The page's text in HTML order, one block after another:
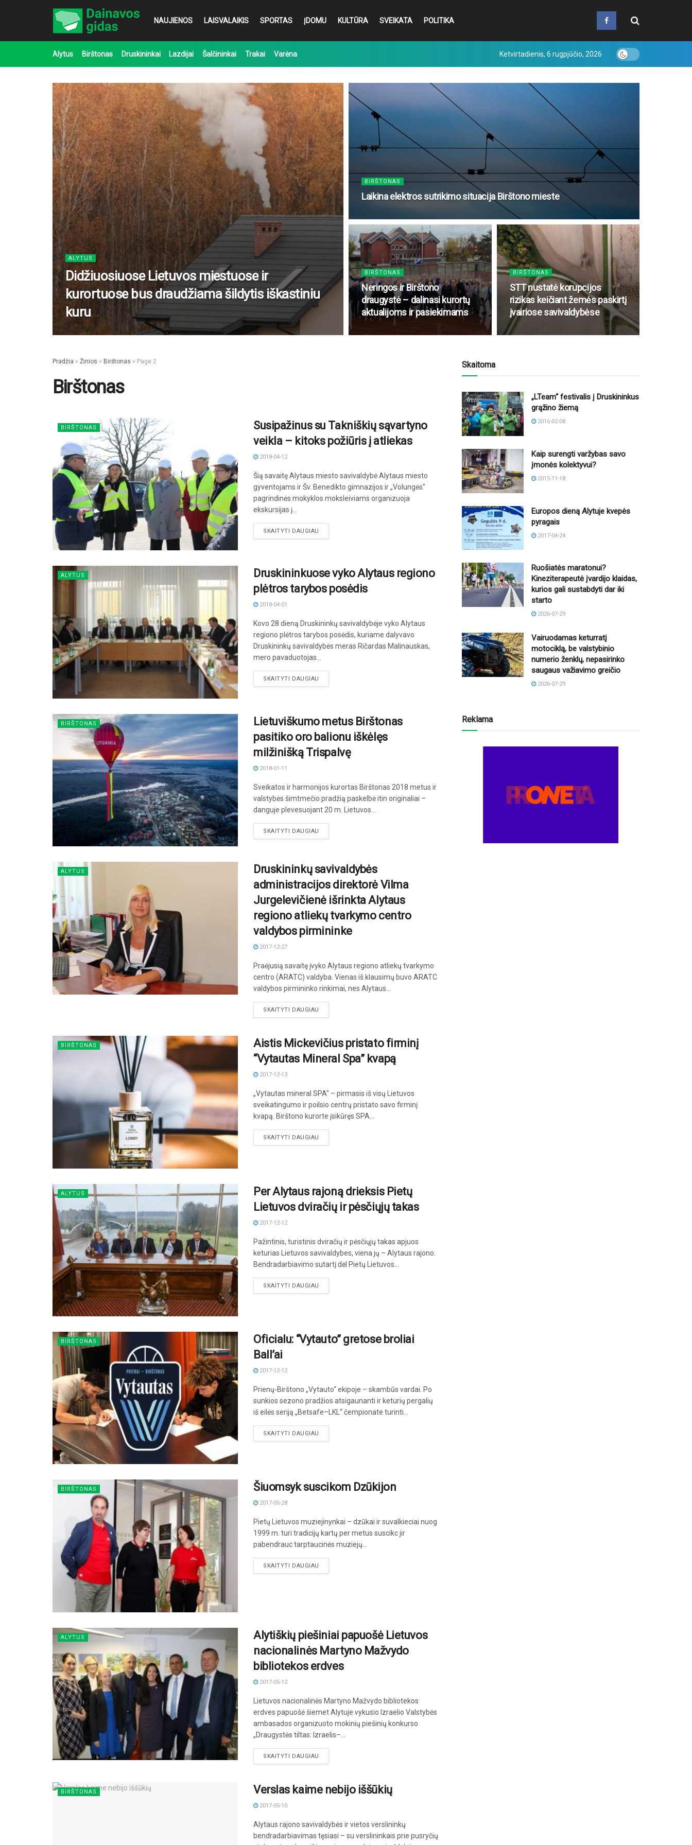
NAUJIENOS LAISVALAIKIS SPORTAS ĮDOMU KULTŪRA SVEIKATA POLITIKA
Alytus Birštonas Druskininkai Lazdijai Šalčininkai Trakai Varėna Ketvirtadienis, 6 rugpjūčio, 2026
ALYTUS
Didžiuosiuose Lietuvos miestuose ir
kurortuose bus draudžiama šildytis iškastiniu
kuru
BIRŠTONAS
Laikina elektros sutrikimo situacija Birštono mieste
BIRŠTONAS
Neringos ir Birštono
draugystė – dalinasi kurortų
aktualijoms ir pasiekimams
BIRŠTONAS
STT nustatė korupcijos
rizikas keičiant žemės paskirtį
įvairiose savivaldybėse
Pradžia » Žinios » Birštonas » Page 2
Birštonas
BIRŠTONAS
Susipažinus su Takniškių sąvartyno
veikla – kitoks požiūris į atliekas
2018-04-12
Šią savaitę Alytaus miesto savivaldybė Alytaus miesto
gyventojams ir Šv. Benedikto gimnazijos ir „Volungės"
pagrindinės mokyklos moksleiviams organizuoja
ekskursijas į...
SKAITYTI DAUGIAU
ALYTUS
Druskininkuose vyko Alytaus regiono
plėtros tarybos posėdis
2018-04-01
Kovo 28 dieną Druskininkų savivaldybėje vyko Alytaus
regiono plėtros tarybos posėdis, kuriame dalyvavo
Druskininkų savivaldybės meras Ričardas Malinauskas,
mero pavaduotojas...
SKAITYTI DAUGIAU
BIRŠTONAS
Lietuviškumo metus Birštonas
pasitiko oro balionu iškėlęs
milžinišką Trispalvę
2018-01-11
Sveikatos ir harmonijos kurortas Birštonas 2018 metus ir
valstybės šimtmečio pradžią paskelbė itin originaliai –
danguje plevesuojant 20 m. Lietuvos...
SKAITYTI DAUGIAU
ALYTUS
Druskininkų savivaldybės
administracijos direktorė Vilma
Jurgelevičienė išrinkta Alytaus
regiono atliekų tvarkymo centro
valdybos pirmininke
2017-12-27
Praėjusią savaitę įvyko Alytaus regiono atliekų tvarkymo
centro (ARATC) valdyba. Vienas iš klausimų buvo ARATC
valdybos pirmininko rinkimai, nes Alytaus...
SKAITYTI DAUGIAU
BIRŠTONAS
Aistis Mickevičius pristato firminį
“Vytautas Mineral Spa” kvapą
2017-12-13
„Vytautas mineral SPA" – pirmasis iš visų Lietuvos
sveikatingumo ir poilsio centrų pristato savo firminį
kvapą. Birštono kurorte įsikūręs SPA...
SKAITYTI DAUGIAU
ALYTUS
Per Alytaus rajoną drieksis Pietų
Lietuvos dviračių ir pėsčiųjų takas
2017-12-12
Pažintinis, turistinis dviračių ir pėsčiųjų takas apjuos
keturias Lietuvos savivaldybes, viena jų – Alytaus rajono.
Bendradarbiavimo sutartį dėl Pietų Lietuvos...
SKAITYTI DAUGIAU
BIRŠTONAS
Oficialu: “Vytauto” gretose broliai
Ball’ai
2017-12-12
Prienų-Birštono „Vytauto“ ekipoje – skambūs vardai. Po
sunkios sezono pradžios atsigaunanti ir keturių pergalių
iš eilės seriją „Betsafe–LKL“ čempionate turinti...
SKAITYTI DAUGIAU
BIRŠTONAS Šiuomsyk suscikom Dzūkijon
2017-05-28
Pietų Lietuvos muziejinynkai – dzūkai ir suvalkieciai nuog
1999 m. turi tradicijų kartų per metus suscikc jir
pabendrauc tarptaucinės muziejų...
SKAITYTI DAUGIAU
ALYTUS
Alytiškių piešiniai papuošė Lietuvos
nacionalinės Martyno Mažvydo
bibliotekos erdves
2017-05-12
Lietuvos nacionalinės Martyno Mažvydo bibliotekos
erdves papuošė šiemet Alytuje vykusio Izraelio Valstybės
ambasados organizuoto mokinių piešinių konkurso
„Draugystės tiltas: Izraelis–...
SKAITYTI DAUGIAU
BIRŠTONAS Verslas kaime nebijo iššūkių
2017-05-10
Alytaus rajono savivaldybės ir vietos verslininkų
bendradarbiavimas tęsiasi – su verslininkais prie pusryčių
Skaitoma
„LTeam“ festivalis į Druskininkus
grąžino žiemą
2016-02-08
Kaip surengti varžybas savo
įmonės kolektyvui?
2015-11-18
Europos dieną Alytuje kvepės
pyragais
2017-04-24
Ruošiatės maratonui?
Kineziterapeutė įvardijo klaidas,
kurios gali sustabdyti dar iki
starto
2026-07-29
Vairuodamas keturratį
motociklą, be valstybinio
numerio ženklų, nepasirinko
saugaus važiavimo greičio
2026-07-29
Reklama